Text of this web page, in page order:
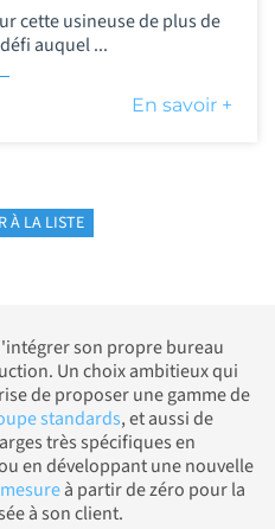
cette usineuse de plus de
auquel ...
En savoir +
À LA LISTE
son propre bureau
Un choix ambitieux qui
de proposer une gamme de
standards, et aussi de
très spécifiques en
en développant une nouvelle
à partir de zéro pour la
à son client.